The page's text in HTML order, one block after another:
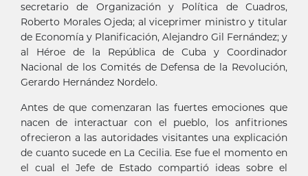
secretario de Organización y Política de Cuadros,
Roberto Morales Ojeda; al viceprimer ministro y titular
de Economía y Planificación, Alejandro Gil Fernández; y
al Héroe de la República de Cuba y Coordinador
Nacional de los Comités de Defensa de la Revolución,
Gerardo Hernández Nordelo.
Antes de que comenzaran las fuertes emociones que
nacen de interactuar con el pueblo, los anfitriones
ofrecieron a las autoridades visitantes una explicación
de cuanto sucede en La Cecilia. Ese fue el momento en
el cual el Jefe de Estado compartió ideas sobre el